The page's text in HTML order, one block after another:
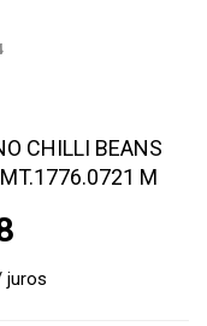
CHILLI BEANS
M